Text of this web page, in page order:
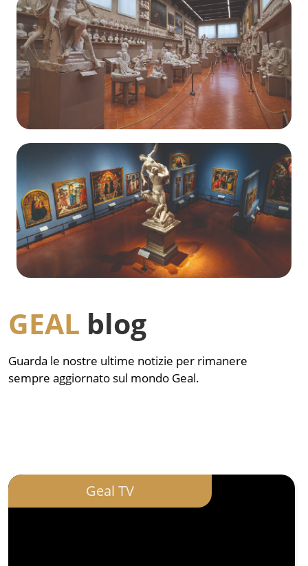
GEAL blog
Guarda le nostre ultime notizie per rimanere
sempre aggiornato sul mondo Geal.
Geal TV